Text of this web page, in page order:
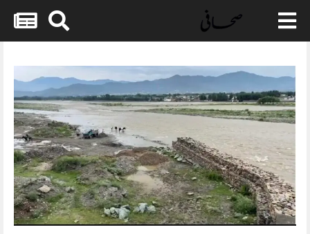
Skip
content